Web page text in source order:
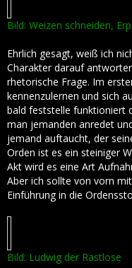
Bild: Weizen schneiden,
Ehrlich gesagt, weiß ich
Charakter darauf
rhetorische Frage. Im
kennenzulernen und sich
bald feststelle funktioniert
man jemanden anredet
jemand auftaucht, der
Orden ist es ein steiniger
Akt wird es eine Art
Aber ich sollte von vorn
Einführung in die
Bild: Ludwig der Rastlose